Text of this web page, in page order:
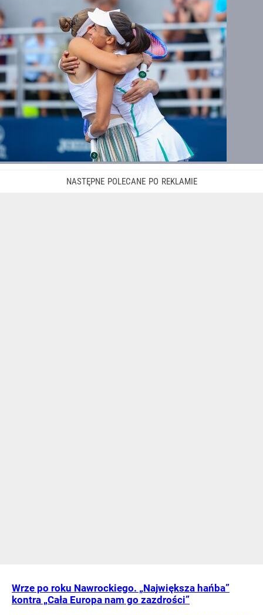
Wrze po roku Nawrockiego. „Największa hańba”
kontra „Cała Europa nam go zazdrości”